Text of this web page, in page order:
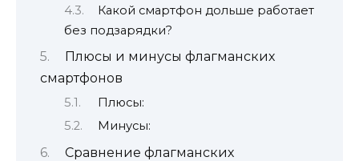
Какой смартфон дольше работает
без подзарядки?
Плюсы и минусы флагманских
смартфонов
Плюсы:
Минусы:
Сравнение флагманских